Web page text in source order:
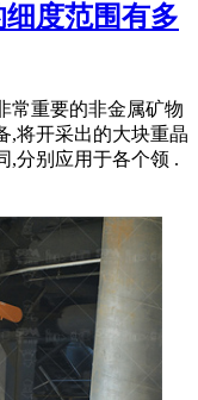
度范围有多
常重要的非金属矿物
,将开采出的大块重晶
,分别应用于各个领 .